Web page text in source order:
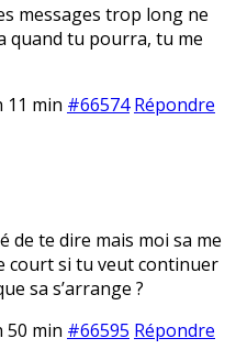
messages trop long ne
quand tu pourra, tu me
11 min #66574 Répondre
de te dire mais moi sa me
court si tu veut continuer
sa s’arrange ?
50 min #66595 Répondre